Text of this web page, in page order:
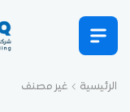
الرئيسية غير مصنف